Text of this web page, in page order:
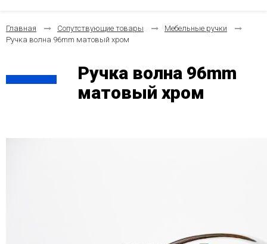
Главная Сопутствующие товары
Мебельные ручки
Ручка волна 96mm матовый хром
Ручка волна 96mm
матовый хром